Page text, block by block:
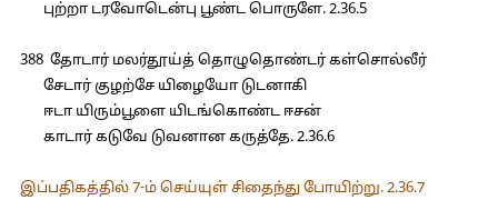
புற்றா டரவோடென்பு பூண்ட பொருளே. 2.36.5
388 தோடார் மலர்தூய்த் தொழுதொண்டர் கள்சொல்லீர்
சேடார் குழற்சே யிழையோ டுடனாகி
ஈடா யிரும்பூளை யிடங்கொண்ட ஈசன்
காடார் கடுவே டுவனான கருத்தே. 2.36.6
இப்பதிகத்தில் 7-ம் செய்யுள் சிதைந்து போயிற்று. 2.36.7